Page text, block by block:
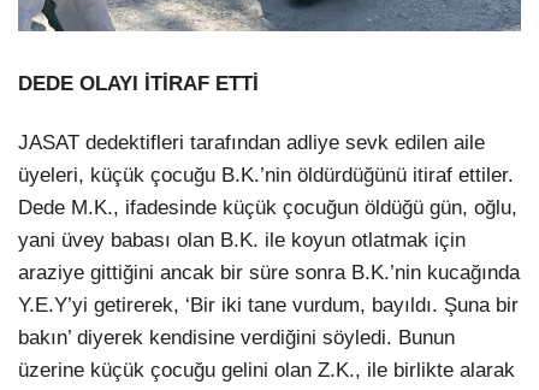
DEDE OLAYI İTİRAF ETTİ
JASAT dedektifleri tarafından adliye sevk edilen aile
üyeleri, küçük çocuğu B.K.’nin öldürdüğünü itiraf ettiler.
Dede M.K., ifadesinde küçük çocuğun öldüğü gün, oğlu,
yani üvey babası olan B.K. ile koyun otlatmak için
araziye gittiğini ancak bir süre sonra B.K.’nin kucağında
Y.E.Y’yi getirerek, ‘Bir iki tane vurdum, bayıldı. Şuna bir
bakın’ diyerek kendisine verdiğini söyledi. Bunun
üzerine küçük çocuğu gelini olan Z.K., ile birlikte alarak